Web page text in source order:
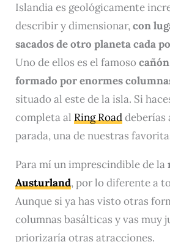
Islandia es geológicamente
describir y dimensionar,con
sacados de otro planeta cada
Uno de ellos es el famoso
formado por enormes
situado al este de la isla. Si
completa al Ring Roaddeberías
parada, una de nuestras
Para mí un imprescindible de la
Austurland, por lo diferente a
Aunque si ya has visto otras
columnas basálticas y vas muy
priorizaría otras atracciones.